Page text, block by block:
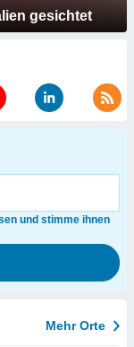
gesichtet
und stimme ihnen
Mehr Orte